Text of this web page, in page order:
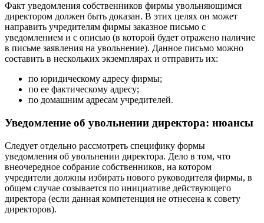
Факт уведомления собственников фирмы увольняющимся
директором должен быть доказан. В этих целях он может
направить учредителям фирмы заказное письмо с
уведомлением и с описью (в которой будет отражено наличие
в письме заявления на увольнение). Данное письмо можно
составить в нескольких экземплярах и отправить их:
по юридическому адресу фирмы;
по ее фактическому адресу;
по домашним адресам учредителей.
Уведомление об увольнении директора: нюансы
Следует отдельно рассмотреть специфику формы
уведомления об увольнении директора. Дело в том, что
внеочередное собрание собственников, на котором
учредители должны избирать нового руководителя фирмы, в
общем случае созывается по инициативе действующего
директора (если данная компетенция не отнесена к совету
директоров).